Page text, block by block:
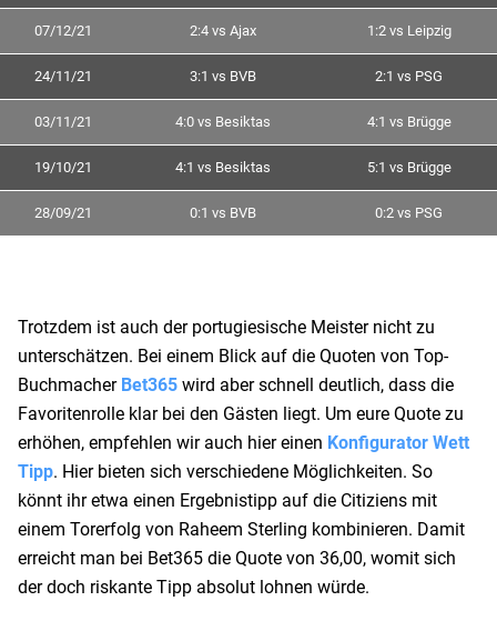
07/12/21 2:4 vs Ajax 1:2 vs Leipzig
24/11/21 3:1 vs BVB 2:1 vs PSG
03/11/21 4:0 vs Besiktas 4:1 vs Brügge
19/10/21 4:1 vs Besiktas 5:1 vs Brügge
28/09/21 0:1 vs BVB 0:2 vs PSG
Trotzdem ist auch der portugiesische Meister nicht zu
unterschätzen. Bei einem Blick auf die Quoten von Top-
Buchmacher Bet365 wird aber schnell deutlich, dass die
Favoritenrolle klar bei den Gästen liegt. Um eure Quote zu
erhöhen, empfehlen wir auch hier einen Konfigurator Wett
Tipp. Hier bieten sich verschiedene Möglichkeiten. So
könnt ihr etwa einen Ergebnistipp auf die Citiziens mit
einem Torerfolg von Raheem Sterling kombinieren. Damit
erreicht man bei Bet365 die Quote von 36,00, womit sich
der doch riskante Tipp absolut lohnen würde.